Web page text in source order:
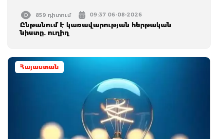
859 դիտում 09:37 06-08-2026
Ընթանում է կառավարության հերթական
նիստը. ուղիղ
Հայաստան